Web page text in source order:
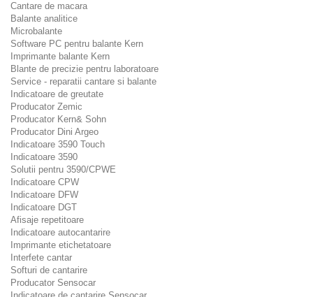
Cantare de macara
Balante analitice
Microbalante
Software PC pentru balante Kern
Imprimante balante Kern
Blante de precizie pentru laboratoare
Service - reparatii cantare si balante
Indicatoare de greutate
Producator Zemic
Producator Kern& Sohn
Producator Dini Argeo
Indicatoare 3590 Touch
Indicatoare 3590
Solutii pentru 3590/CPWE
Indicatoare CPW
Indicatoare DFW
Indicatoare DGT
Afisaje repetitoare
Indicatoare autocantarire
Imprimante etichetatoare
Interfete cantar
Softuri de cantarire
Producator Sensocar